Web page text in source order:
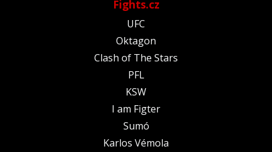
Fights.cz
UFC
Oktagon
Clash of The Stars
PFL
KSW
I am Figter
Sumó
Karlos Vémola